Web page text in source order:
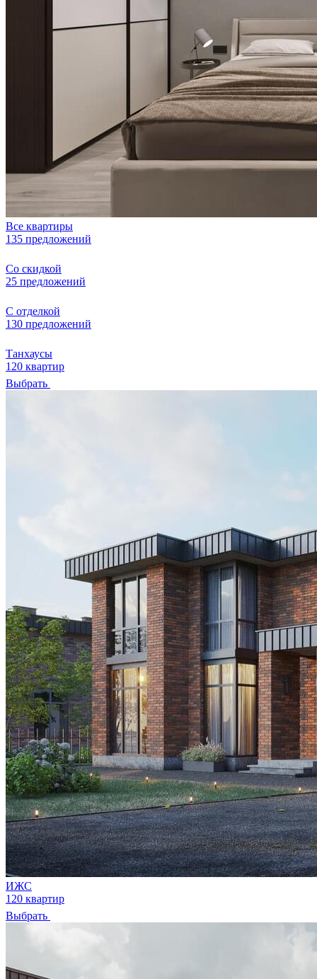
Все квартиры
135 предложений
Со скидкой
25 предложений
С отделкой
130 предложений
Танхаусы
120 квартир
Выбрать
ИЖС
120 квартир
Выбрать